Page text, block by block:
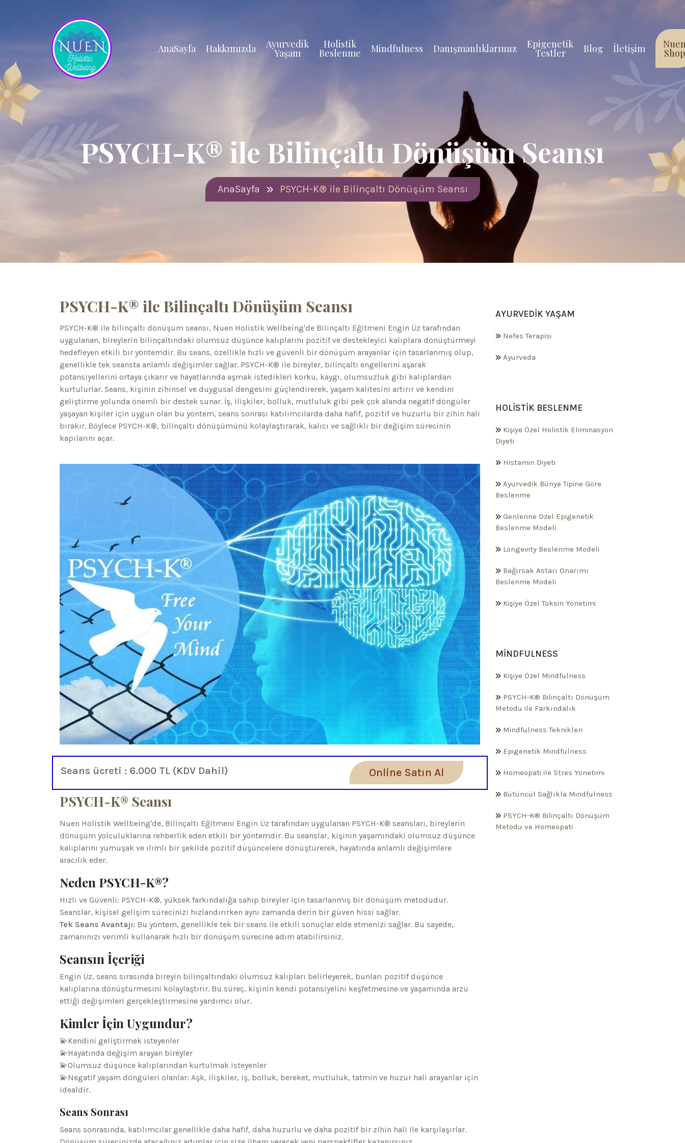
AnaSayfa Hakkımızda Ayurvedik
Yaşam
Holistik
Beslenme Mindfulness Danışmanlıklarımız Epigenetik
Testler Blog İletişim Shop
PSYCH-K® ile Bilinçaltı Dönüşüm Seansı
AnaSayfa PSYCH-K® ile Bilinçaltı Dönüşüm Seansı
PSYCH-K® ile Bilinçaltı Dönüşüm Seansı
PSYCH-K® ile bilinçaltı dönüşüm seansı, Nuen Holistik Wellbeing'de Bilinçaltı Eğitmeni Engin Üz tarafından
uygulanan, bireylerin bilinçaltındaki olumsuz düşünce kalıplarını pozitif ve destekleyici kalıplara dönüştürmeyi
hedefleyen etkili bir yöntemdir. Bu seans, özellikle hızlı ve güvenli bir dönüşüm arayanlar için tasarlanmış olup,
genellikle tek seansta anlamlı değişimler sağlar. PSYCH-K® ile bireyler, bilinçaltı engellerini aşarak
potansiyellerini ortaya çıkarır ve hayatlarında aşmak istedikleri korku, kaygı, olumsuzluk gibi kalıplardan
kurtulurlar. Seans, kişinin zihinsel ve duygusal dengesini güçlendirerek, yaşam kalitesini artırır ve kendini
geliştirme yolunda önemli bir destek sunar. İş, ilişkiler, bolluk, mutluluk gibi pek çok alanda negatif döngüler
yaşayan kişiler için uygun olan bu yöntem, seans sonrası katılımcılarda daha hafif, pozitif ve huzurlu bir zihin hali
bırakır. Böylece PSYCH-K®, bilinçaltı dönüşümünü kolaylaştırarak, kalıcı ve sağlıklı bir değişim sürecinin
kapılarını açar.
Seans ücreti : 6.000 TL (KDV Dahil) Online Satın Al
PSYCH-K® Seansı
Nuen Holistik Wellbeing'de, Bilinçaltı Eğitmeni Engin Üz tarafından uygulanan PSYCH-K® seansları, bireylerin
dönüşüm yolculuklarına rehberlik eden etkili bir yöntemdir. Bu seanslar, kişinin yaşamındaki olumsuz düşünce
kalıplarını yumuşak ve ılımlı bir şekilde pozitif düşüncelere dönüştürerek, hayatında anlamlı değişimlere
aracılık eder.
Neden PSYCH-K®?
Hızlı ve Güvenli: PSYCH-K®, yüksek farkındalığa sahip bireyler için tasarlanmış bir dönüşüm metodudur.
Seanslar, kişisel gelişim sürecinizi hızlandırırken aynı zamanda derin bir güven hissi sağlar.
Tek Seans Avantajı: Bu yöntem, genellikle tek bir seans ile etkili sonuçlar elde etmenizi sağlar. Bu sayede,
zamanınızı verimli kullanarak hızlı bir dönüşüm sürecine adım atabilirsiniz.
Seansın İçeriği
Engin Üz, seans sırasında bireyin bilinçaltındaki olumsuz kalıpları belirleyerek, bunları pozitif düşünce
kalıplarına dönüştürmesini kolaylaştırır. Bu süreç, kişinin kendi potansiyelini keşfetmesine ve yaşamında arzu
ettiği değişimleri gerçekleştirmesine yardımcı olur.
Kimler İçin Uygundur?
💫Kendini geliştirmek isteyenler
💫Hayatında değişim arayan bireyler
💫Olumsuz düşünce kalıplarından kurtulmak isteyenler
💫Negatif yaşam döngüleri olanlar: Aşk, ilişkiler, iş, bolluk, bereket, mutluluk, tatmin ve huzur hali arayanlar için
idealdir.
Seans Sonrası
Seans sonrasında, katılımcılar genellikle daha hafif, daha huzurlu ve daha pozitif bir zihin hali ile karşılaşırlar.
AYURVEDIK YAŞAM
Nefes Terapisi
Ayurveda
HOLISTIK BESLENME
Kişiye Özel Holistik Eliminasyon
Diyeti
Histamin Diyeti
Ayurvedik Bünye Tipine Göre
Beslenme
Genlerine Özel Epigenetik
Beslenme Modeli
Longevity Beslenme Modeli
Bağırsak Astarı Onarımı
Beslenme Modeli
Kişiye Özel Toksin Yönetimi
MINDFULNESS
Kişiye Özel Mindfulness
PSYCH-K® Bilinçaltı Dönüşüm
Metodu ile Farkındalık
Mindfulness Teknikleri
Epigenetik Mindfulness
Homeopati ile Stres Yönetimi
Bütüncül Sağlıkla Mindfulness
PSYCH-K® Bilinçaltı Dönüşüm
Metodu ve Homeopati